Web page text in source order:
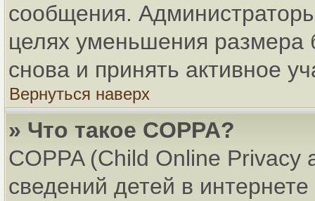
сообщения.
целях уменьшения размера
снова и принять активное
Вернуться наверх
» Что такое COPPA?
COPPA (Child Online
сведений детей в